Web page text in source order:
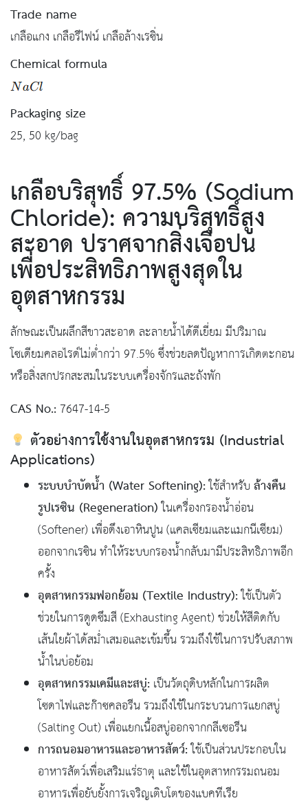
Trade name
เกลือแกง เกลือรีไฟน์ เกลือล้างเรซิ่น
Chemical formula
Packaging size
25, 50 kg/bag
เกลือบริสุทธิ์ 97.5% (Sodium
Chloride): ความบริสุทธิ์สูง
สะอาด ปราศจากสิ่งเจือปน
เพื่อประสิทธิภาพสูงสุดใน
อุตสาหกรรม
ลักษณะเป็นผลึกสีขาวสะอาด ละลายน้ำได้ดีเยี่ยม มีปริมาณ
โซเดียมคลอไรด์ไม่ต่ำกว่า 97.5% ซึ่งช่วยลดปัญหาการเกิดตะกอน
หรือสิ่งสกปรกสะสมในระบบเครื่องจักรและถังพัก
CAS No.:7647-14-5
ตัวอย่างการใช้งานในอุตสาหกรรม (Industrial
Applications)
ระบบบำบัดน้ำ (Water Softening):ใช้สำหรับล้างคืน
รูปเรซิน (Regeneration)ในเครื่องกรองน้ำอ่อน
(Softener) เพื่อดึงเอาหินปูน (แคลเซียมและแมกนีเซียม)
ออกจากเรซิน ทำให้ระบบกรองน้ำกลับมามีประสิทธิภาพอีก
ครั้ง
อุตสาหกรรมฟอกย้อม (Textile Industry):ใช้เป็นตัว
ช่วยในการดูดซึมสี (Exhausting Agent) ช่วยให้สีติดกับ
เส้นใยผ้าได้สม่ำเสมอและเข้มขึ้น รวมถึงใช้ในการปรับสภาพ
น้ำในบ่อย้อม
อุตสาหกรรมเคมีและสบู่:เป็นวัตถุดิบหลักในการผลิต
โซดาไฟและก๊าซคลอรีน รวมถึงใช้ในกระบวนการแยกสบู่
(Salting Out) เพื่อแยกเนื้อสบู่ออกจากกลีเซอรีน
การถนอมอาหารและอาหารสัตว์:ใช้เป็นส่วนประกอบใน
อาหารสัตว์เพื่อเสริมแร่ธาตุ และใช้ในอุตสาหกรรมถนอม
อาหารเพื่อยับยั้งการเจริญเติบโตของแบคทีเรีย